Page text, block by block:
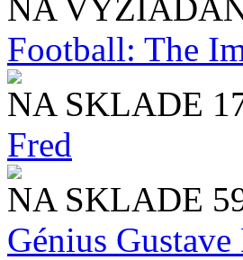
NA
Football: The
NA SKLADE
Fred
NA SKLADE
Génius Gustave